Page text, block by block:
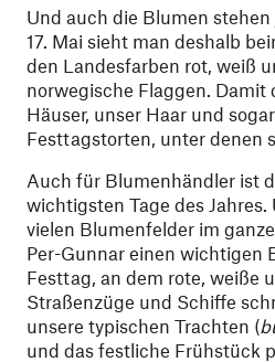
Und auch die Blumen
17. Mai sieht man deshalb
den Landesfarben rot, weiß
norwegische Flaggen. Damit
Häuser, unser Haar und
Festtagstorten, unter denen
Auch für Blumenhändler ist
wichtigsten Tage des Jahres.
vielen Blumenfelder im
Per-Gunnar einen wichtigen
Festtag, an dem rote, weiße
Straßenzüge und Schiffe
unsere typischen Trachten (
und das festliche Frühstück